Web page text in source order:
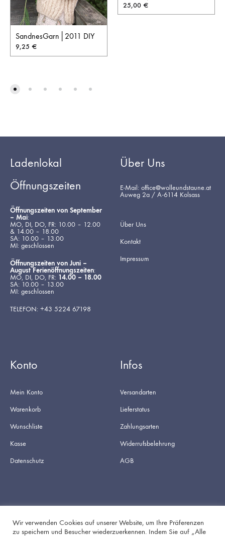
SandnesGarn│2011 DIY
9,25 €
25,00 €
Ladenlokal
Öffnungszeiten
Öffnungszeiten von September
– Mai:
MO, DI, DO, FR: 10.00 – 12.00
& 14.00 – 18.00
SA: 10.00 – 13.00
MI: geschlossen
Öffnungszeiten von Juni –
August Ferienöffnungszeiten:
MO, DI, DO, FR: 14.00 – 18.00
SA: 10.00 – 13.00
MI: geschlossen
TELEFON: +43 5224 67198
Über Uns
E-Mail: office@wolleundstaune.at
Auweg 2a / A-6114 Kolsass
Über Uns
Kontakt
Impressum
Konto
Mein Konto
Warenkorb
Wunschliste
Kasse
Datenschutz
Infos
Versandarten
Lieferstatus
Zahlungsarten
Widerrufsbelehrung
AGB
Wir verwenden Cookies auf unserer Website, um Ihre Präferenzen
zu speichern und Besucher wiederzuerkennen. Indem Sie auf „Alle